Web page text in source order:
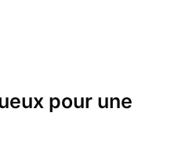
pour une